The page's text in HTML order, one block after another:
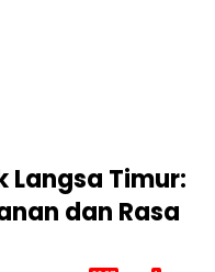
Langsa Timur:
dan Rasa